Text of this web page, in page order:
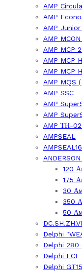
AMP
AMP
AMP
AMP
AMP MCP
AMP MCP
AMP MCP
AMP MQS
AMP SSC
AMP
AMP
AMP ТН-
AMPSEAL
AMPSEAL16
120
175
30
350
50
Delphi
Delphi 280
Delphi FCI
Delphi